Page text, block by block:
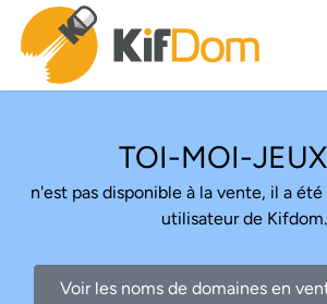
TOI-MOI-
n'est pas disponible à la vente, il a
utilisateur de Kifdom.
Voir les noms de domaines en